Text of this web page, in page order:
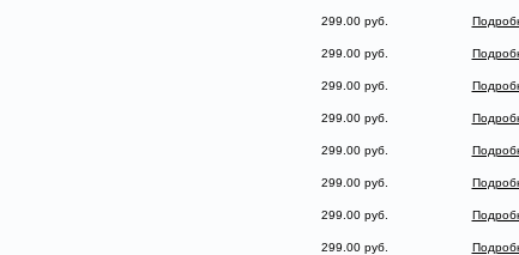
299.00 руб.
299.00 руб.
299.00 руб.
299.00 руб.
299.00 руб.
299.00 руб.
299.00 руб.
299.00 руб.